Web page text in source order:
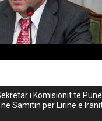
i Komisionit të
Samitin për Lirinë e